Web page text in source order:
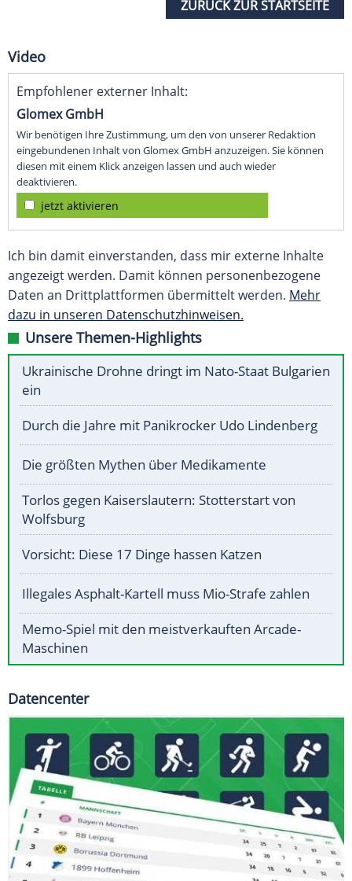
ZURÜCK ZUR STARTSEITE
Video
Empfohlener externer Inhalt:
Glomex GmbH
Wir benötigen Ihre Zustimmung, um den von unserer Redaktion
eingebundenen Inhalt von Glomex GmbH anzuzeigen. Sie können
diesen mit einem Klick anzeigen lassen und auch wieder
deaktivieren.
jetzt aktivieren
Ich bin damit einverstanden, dass mir externe Inhalte
angezeigt werden. Damit können personenbezogene
Daten an Drittplattformen übermittelt werden. Mehr
dazu in unseren Datenschutzhinweisen.
Unsere Themen-Highlights
Ukrainische Drohne dringt im Nato-Staat Bulgarien
ein
Durch die Jahre mit Panikrocker Udo Lindenberg
Die größten Mythen über Medikamente
Torlos gegen Kaiserslautern: Stotterstart von
Wolfsburg
Vorsicht: Diese 17 Dinge hassen Katzen
Illegales Asphalt-Kartell muss Mio-Strafe zahlen
Memo-Spiel mit den meistverkauften Arcade-
Maschinen
Datencenter